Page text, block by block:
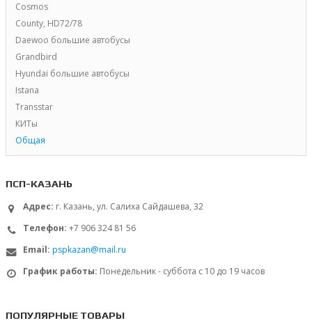
Cosmos
County, HD72/78
Daewoo большие автобусы
Grandbird
Hyundai большие автобусы
Istana
Transstar
КИТы
Общая
ПСП-КАЗАНЬ
Адрес: г. Казань, ул. Салиха Сайдашева, 32
Телефон: +7 906 324 81 56
Email: pspkazan@mail.ru
График работы: Понедельник - суббота с 10 до 19 часов
ПОПУЛЯРНЫЕ ТОВАРЫ